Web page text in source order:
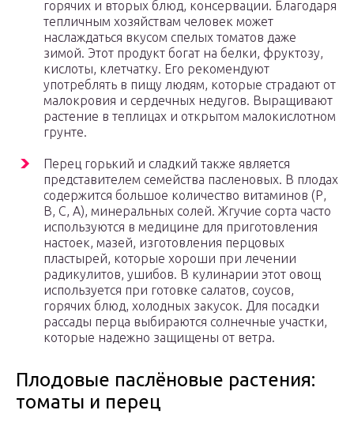
горячих и вторых блюд, консервации. Благодаря
тепличным хозяйствам человек может
наслаждаться вкусом спелых томатов даже
зимой. Этот продукт богат на белки, фруктозу,
кислоты, клетчатку. Его рекомендуют
употреблять в пищу людям, которые страдают от
малокровия и сердечных недугов. Выращивают
растение в теплицах и открытом малокислотном
грунте.
Перец горький и сладкий также является
представителем семейства пасленовых. В плодах
содержится большое количество витаминов (Р,
В, С, А), минеральных солей. Жгучие сорта часто
используются в медицине для приготовления
настоек, мазей, изготовления перцовых
пластырей, которые хороши при лечении
радикулитов, ушибов. В кулинарии этот овощ
используется при готовке салатов, соусов,
горячих блюд, холодных закусок. Для посадки
рассады перца выбираются солнечные участки,
которые надежно защищены от ветра.
Плодовые паслёновые растения:
томаты и перец